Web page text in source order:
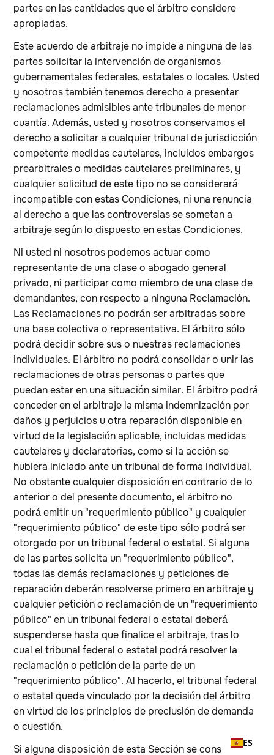
partes en las cantidades que el árbitro considere
apropiadas.
Este acuerdo de arbitraje no impide a ninguna de las
partes solicitar la intervención de organismos
gubernamentales federales, estatales o locales. Usted
y nosotros también tenemos derecho a presentar
reclamaciones admisibles ante tribunales de menor
cuantía. Además, usted y nosotros conservamos el
derecho a solicitar a cualquier tribunal de jurisdicción
competente medidas cautelares, incluidos embargos
prearbitrales o medidas cautelares preliminares, y
cualquier solicitud de este tipo no se considerará
incompatible con estas Condiciones, ni una renuncia
al derecho a que las controversias se sometan a
arbitraje según lo dispuesto en estas Condiciones.
Ni usted ni nosotros podemos actuar como
representante de una clase o abogado general
privado, ni participar como miembro de una clase de
demandantes, con respecto a ninguna Reclamación.
Las Reclamaciones no podrán ser arbitradas sobre
una base colectiva o representativa. El árbitro sólo
podrá decidir sobre sus o nuestras reclamaciones
individuales. El árbitro no podrá consolidar o unir las
reclamaciones de otras personas o partes que
puedan estar en una situación similar. El árbitro podrá
conceder en el arbitraje la misma indemnización por
daños y perjuicios u otra reparación disponible en
virtud de la legislación aplicable, incluidas medidas
cautelares y declaratorias, como si la acción se
hubiera iniciado ante un tribunal de forma individual.
No obstante cualquier disposición en contrario de lo
anterior o del presente documento, el árbitro no
podrá emitir un "requerimiento público" y cualquier
"requerimiento público" de este tipo sólo podrá ser
otorgado por un tribunal federal o estatal. Si alguna
de las partes solicita un "requerimiento público",
todas las demás reclamaciones y peticiones de
reparación deberán resolverse primero en arbitraje y
cualquier petición o reclamación de un "requerimiento
público" en un tribunal federal o estatal deberá
suspenderse hasta que finalice el arbitraje, tras lo
cual el tribunal federal o estatal podrá resolver la
reclamación o petición de la parte de un
"requerimiento público". Al hacerlo, el tribunal federal
o estatal queda vinculado por la decisión del árbitro
en virtud de los principios de preclusión de demanda
o cuestión.
Si alguna disposición de esta Sección se considera
ES